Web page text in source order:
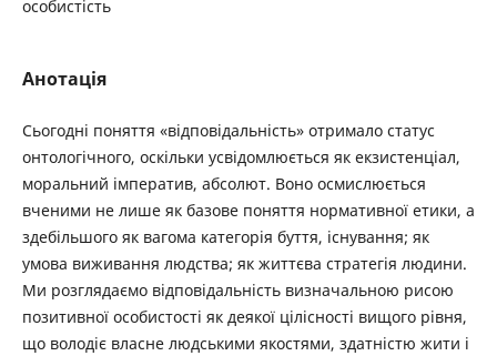
особистість
Анотація
Сьогодні поняття «відповідальність» отримало статус
онтологічного, оскільки усвідомлюється як екзистенціал,
моральний імператив, абсолют. Воно осмислюється
вченими не лише як базове поняття нормативної етики, а
здебільшого як вагома категорія буття, існування; як
умова виживання людства; як життєва стратегія людини.
Ми розглядаємо відповідальність визначальною рисою
позитивної особистості як деякої цілісності вищого рівня,
що володіє власне людськими якостями, здатністю жити і